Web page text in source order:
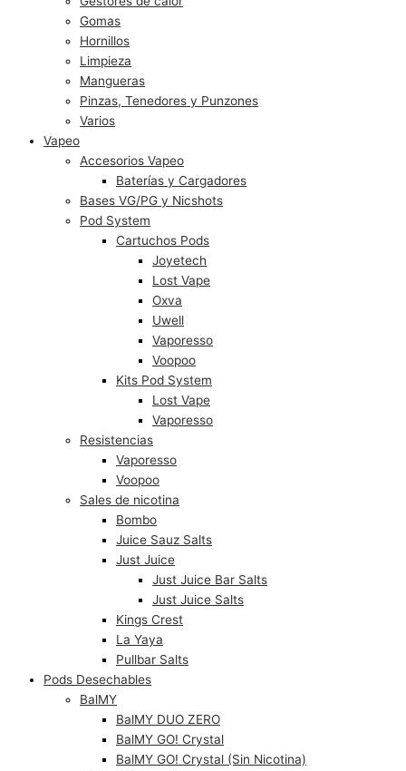
Gomas
Hornillos
Limpieza
Mangueras
Pinzas, Tenedores y Punzones
Varios
Vapeo
Accesorios Vapeo
Baterías y Cargadores
Bases VG/PG y Nicshots
Pod System
Cartuchos Pods
Joyetech
Lost Vape
Oxva
Uwell
Vaporesso
Voopoo
Kits Pod System
Lost Vape
Vaporesso
Resistencias
Vaporesso
Voopoo
Sales de nicotina
Bombo
Juice Sauz Salts
Just Juice
Just Juice Bar Salts
Just Juice Salts
Kings Crest
La Yaya
Pullbar Salts
Pods Desechables
BalMY
BalMY DUO ZERO
BalMY GO! Crystal
BalMY GO! Crystal (Sin Nicotina)